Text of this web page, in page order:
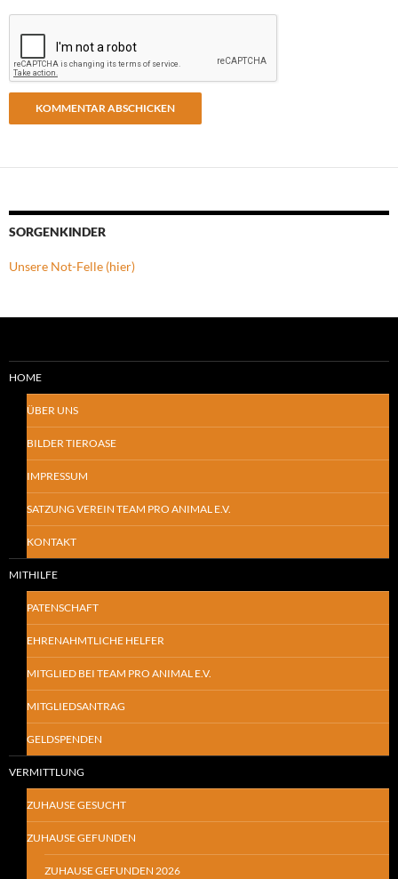
SORGENKINDER
Unsere Not-Felle (hier)
HOME
ÜBER UNS
BILDER TIEROASE
IMPRESSUM
SATZUNG VEREIN TEAM PRO ANIMAL E.V.
KONTAKT
MITHILFE
PATENSCHAFT
EHRENAHMTLICHE HELFER
MITGLIED BEI TEAM PRO ANIMAL E.V.
MITGLIEDSANTRAG
GELDSPENDEN
VERMITTLUNG
ZUHAUSE GESUCHT
ZUHAUSE GEFUNDEN
ZUHAUSE GEFUNDEN 2026